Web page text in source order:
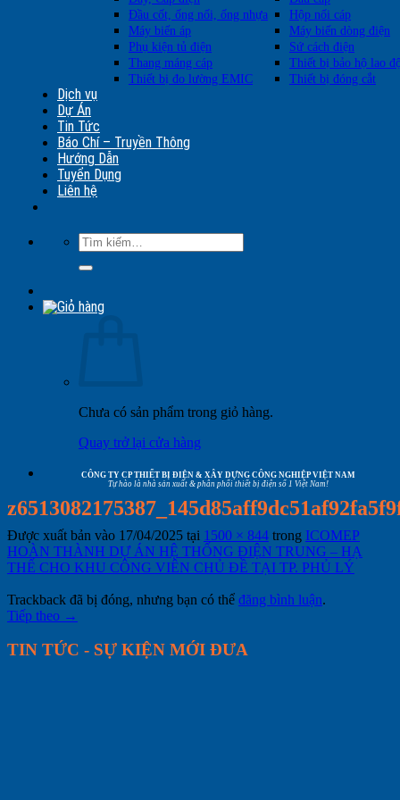
Đầu cốt, ống nối, ống nhựa
Hộp nối cáp
Máy biến áp
Máy biến dòng điện
Phụ kiện tủ điện
Sứ cách điện
Thang máng cáp
Thiết bị bảo hộ lao
Thiết bị đo lường EMIC
Thiết bị đóng cắt
Dịch vụ
Dự Án
Tin Tức
Báo Chí – Truyền Thông
Hướng Dẫn
Tuyển Dụng
Liên hệ
Tìm
kiếm:
Chưa có sản phẩm trong giỏ hàng.
Quay trở lại cửa hàng
CÔNG TY CP THIẾT BỊ ĐIỆN & XÂY DỰNG CÔNG NGHIỆP VIỆT NAM
Tự hào là nhà sản xuất & phân phối thiết bị điện số 1 Việt Nam!
Được xuất bản vào 17/04/2025 tại 1500 × 844 trong ICOMEP
HOÀN THÀNH DỰ ÁN HỆ THỐNG ĐIỆN TRUNG – HẠ
THẾ CHO KHU CÔNG VIÊN CHỦ ĐỀ TẠI TP. PHỦ LÝ
Trackback đã bị đóng, nhưng bạn có thể đăng bình luận.
Tiếp theo →
TIN TỨC - SỰ KIỆN MỚI ĐƯA